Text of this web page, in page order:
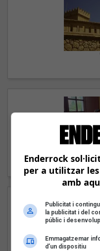
"Lo
Enderrock
per a utilitzar les
amb
Publicitat i
la publicitat i del
públic i
Emmagatzemar
d’un dispositiu